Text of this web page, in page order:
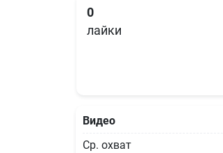
0
лайки
Видео
Ср. охват